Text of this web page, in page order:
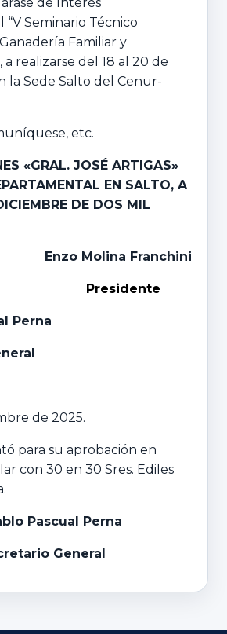
Seminario Técnico
Familiar y
a realizarse del 18 al 20 de
la Sede Salto del Cenur-
etc.
«GRAL. JOSÉ ARTIGAS»
EN SALTO, A
DE DOS MIL
Enzo Molina Franchini
Presidente
Perna
de 2025.
para su aprobación en
con 30 en 30 Sres. Ediles
Pascual Perna
General